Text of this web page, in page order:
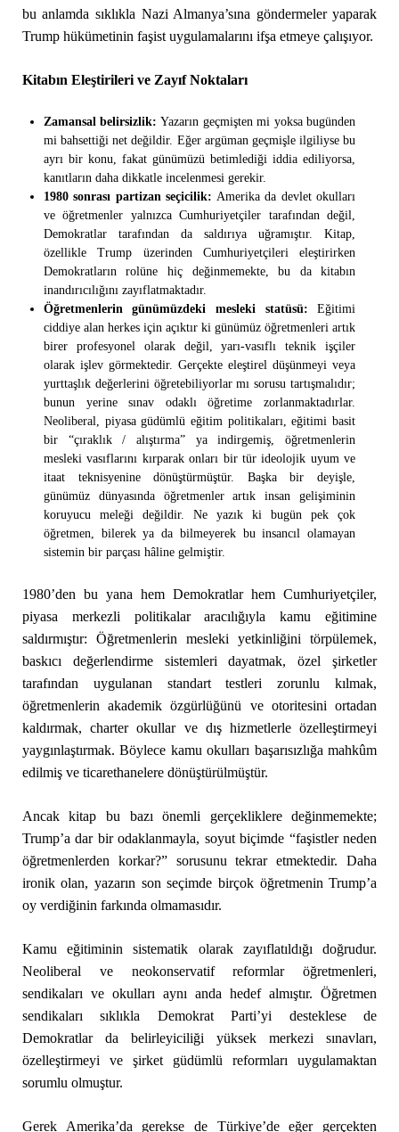
bu anlamda sıklıkla Nazi Almanya’sına göndermeler yaparak
Trump hükümetinin faşist uygulamalarını ifşa etmeye çalışıyor.
Kitabın Eleştirileri ve Zayıf Noktaları
Zamansal belirsizlik: Yazarın geçmişten mi yoksa bugünden
mi bahsettiği net değildir. Eğer argüman geçmişle ilgiliyse bu
ayrı bir konu, fakat günümüzü betimlediği iddia ediliyorsa,
kanıtların daha dikkatle incelenmesi gerekir.
1980 sonrası partizan seçicilik: Amerika da devlet okulları
ve öğretmenler yalnızca Cumhuriyetçiler tarafından değil,
Demokratlar tarafından da saldırıya uğramıştır. Kitap,
özellikle Trump üzerinden Cumhuriyetçileri eleştirirken
Demokratların rolüne hiç değinmemekte, bu da kitabın
inandırıcılığını zayıflatmaktadır.
Öğretmenlerin günümüzdeki mesleki statüsü: Eğitimi
ciddiye alan herkes için açıktır ki günümüz öğretmenleri artık
birer profesyonel olarak değil, yarı-vasıflı teknik işçiler
olarak işlev görmektedir. Gerçekte eleştirel düşünmeyi veya
yurttaşlık değerlerini öğretebiliyorlar mı sorusu tartışmalıdır;
bunun yerine sınav odaklı öğretime zorlanmaktadırlar.
Neoliberal, piyasa güdümlü eğitim politikaları, eğitimi basit
bir “çıraklık / alıştırma” ya indirgemiş, öğretmenlerin
mesleki vasıflarını kırparak onları bir tür ideolojik uyum ve
itaat teknisyenine dönüştürmüştür. Başka bir deyişle,
günümüz dünyasında öğretmenler artık insan gelişiminin
koruyucu meleği değildir. Ne yazık ki bugün pek çok
öğretmen, bilerek ya da bilmeyerek bu insancıl olamayan
sistemin bir parçası hâline gelmiştir.
1980’den bu yana hem Demokratlar hem Cumhuriyetçiler,
piyasa merkezli politikalar aracılığıyla kamu eğitimine
saldırmıştır: Öğretmenlerin mesleki yetkinliğini törpülemek,
baskıcı değerlendirme sistemleri dayatmak, özel şirketler
tarafından uygulanan standart testleri zorunlu kılmak,
öğretmenlerin akademik özgürlüğünü ve otoritesini ortadan
kaldırmak, charter okullar ve dış hizmetlerle özelleştirmeyi
yaygınlaştırmak. Böylece kamu okulları başarısızlığa mahkûm
edilmiş ve ticarethanelere dönüştürülmüştür.
Ancak kitap bu bazı önemli gerçekliklere değinmemekte;
Trump’a dar bir odaklanmayla, soyut biçimde “faşistler neden
öğretmenlerden korkar?” sorusunu tekrar etmektedir. Daha
ironik olan, yazarın son seçimde birçok öğretmenin Trump’a
oy verdiğinin farkında olmamasıdır.
Kamu eğitiminin sistematik olarak zayıflatıldığı doğrudur.
Neoliberal ve neokonservatif reformlar öğretmenleri,
sendikaları ve okulları aynı anda hedef almıştır. Öğretmen
sendikaları sıklıkla Demokrat Parti’yi desteklese de
Demokratlar da belirleyiciliği yüksek merkezi sınavları,
özelleştirmeyi ve şirket güdümlü reformları uygulamaktan
sorumlu olmuştur.
Gerek Amerika’da gerekse de Türkiye’de eğer gerçekten